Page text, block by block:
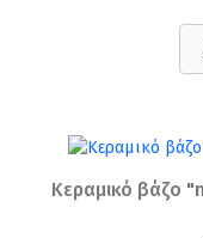
Κεραμικό βάζο